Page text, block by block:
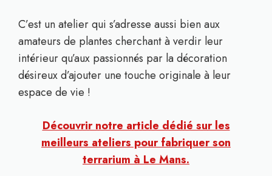
C’est un atelier qui s’adresse aussi bien aux
amateurs de plantes cherchant à verdir leur
intérieur qu’aux passionnés par la décoration
désireux d’ajouter une touche originale à leur
espace de vie !
Découvrir notre article dédié sur les
meilleurs ateliers pour fabriquer son
terrarium à Le Mans.